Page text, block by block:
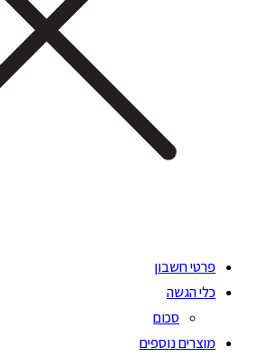
פרטי חשבון
כלי הגשה
סכום
מוצרים נוספים